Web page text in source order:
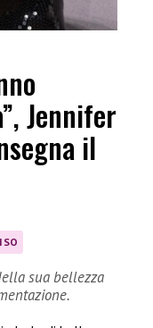
Jennifer
il
sua bellezza